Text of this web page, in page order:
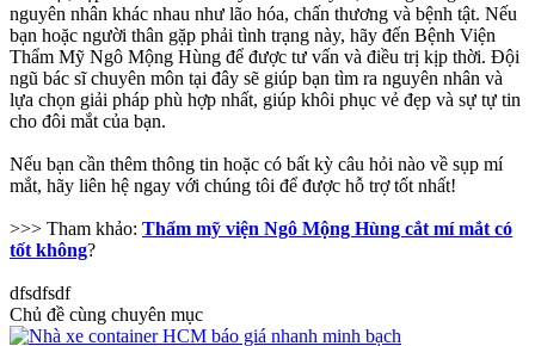
nguyên nhân khác nhau như lão hóa, chấn thương và bệnh tật. Nếu
bạn hoặc người thân gặp phải tình trạng này, hãy đến Bệnh Viện
Thẩm Mỹ Ngô Mộng Hùng để được tư vấn và điều trị kịp thời. Đội
ngũ bác sĩ chuyên môn tại đây sẽ giúp bạn tìm ra nguyên nhân và
lựa chọn giải pháp phù hợp nhất, giúp khôi phục vẻ đẹp và sự tự tin
cho đôi mắt của bạn.
Nếu bạn cần thêm thông tin hoặc có bất kỳ câu hỏi nào về sụp mí
mắt, hãy liên hệ ngay với chúng tôi để được hỗ trợ tốt nhất!
>>> Tham khảo: Thẩm mỹ viện Ngô Mộng Hùng cắt mí mắt có
tốt không?
dfsdfsdf
Chủ đề cùng chuyên mục